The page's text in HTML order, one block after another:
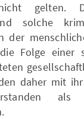
gelten.
solche
der
Folge einer
daher mit
als